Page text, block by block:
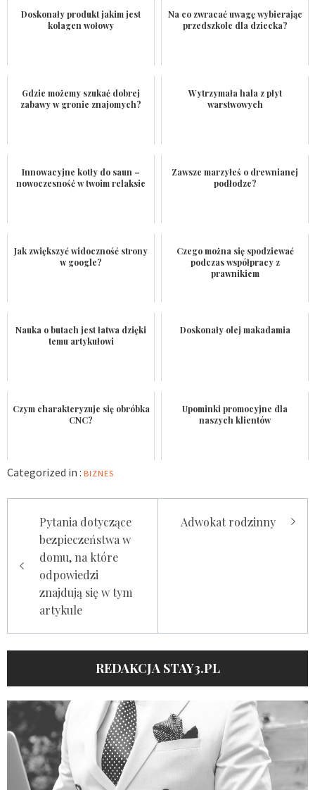
Doskonały produkt jakim jest
kolagen wołowy
Na co zwracać uwagę wybierając
przedszkole dla dziecka?
Gdzie możemy szukać dobrej
zabawy w gronie znajomych?
Wytrzymała hala z płyt
warstwowych
Innowacyjne kotły do saun –
nowoczesność w twoim relaksie
Zawsze marzyłeś o drewnianej
podłodze?
Jak zwiększyć widoczność strony
w google?
Czego można się spodziewać
podczas współpracy z
prawnikiem
Nauka o butach jest łatwa dzięki
temu artykułowi
Doskonały olej makadamia
Czym charakteryzuje się obróbka
CNC?
Upominki promocyjne dla
naszych klientów
Categorized in : BIZNES
wpisuPytania dotyczące
bezpieczeństwa w
domu, na które
odpowiedzi
znajdują się w tym
artykule
Adwokat rodzinny
REDAKCJA STAY3.PL